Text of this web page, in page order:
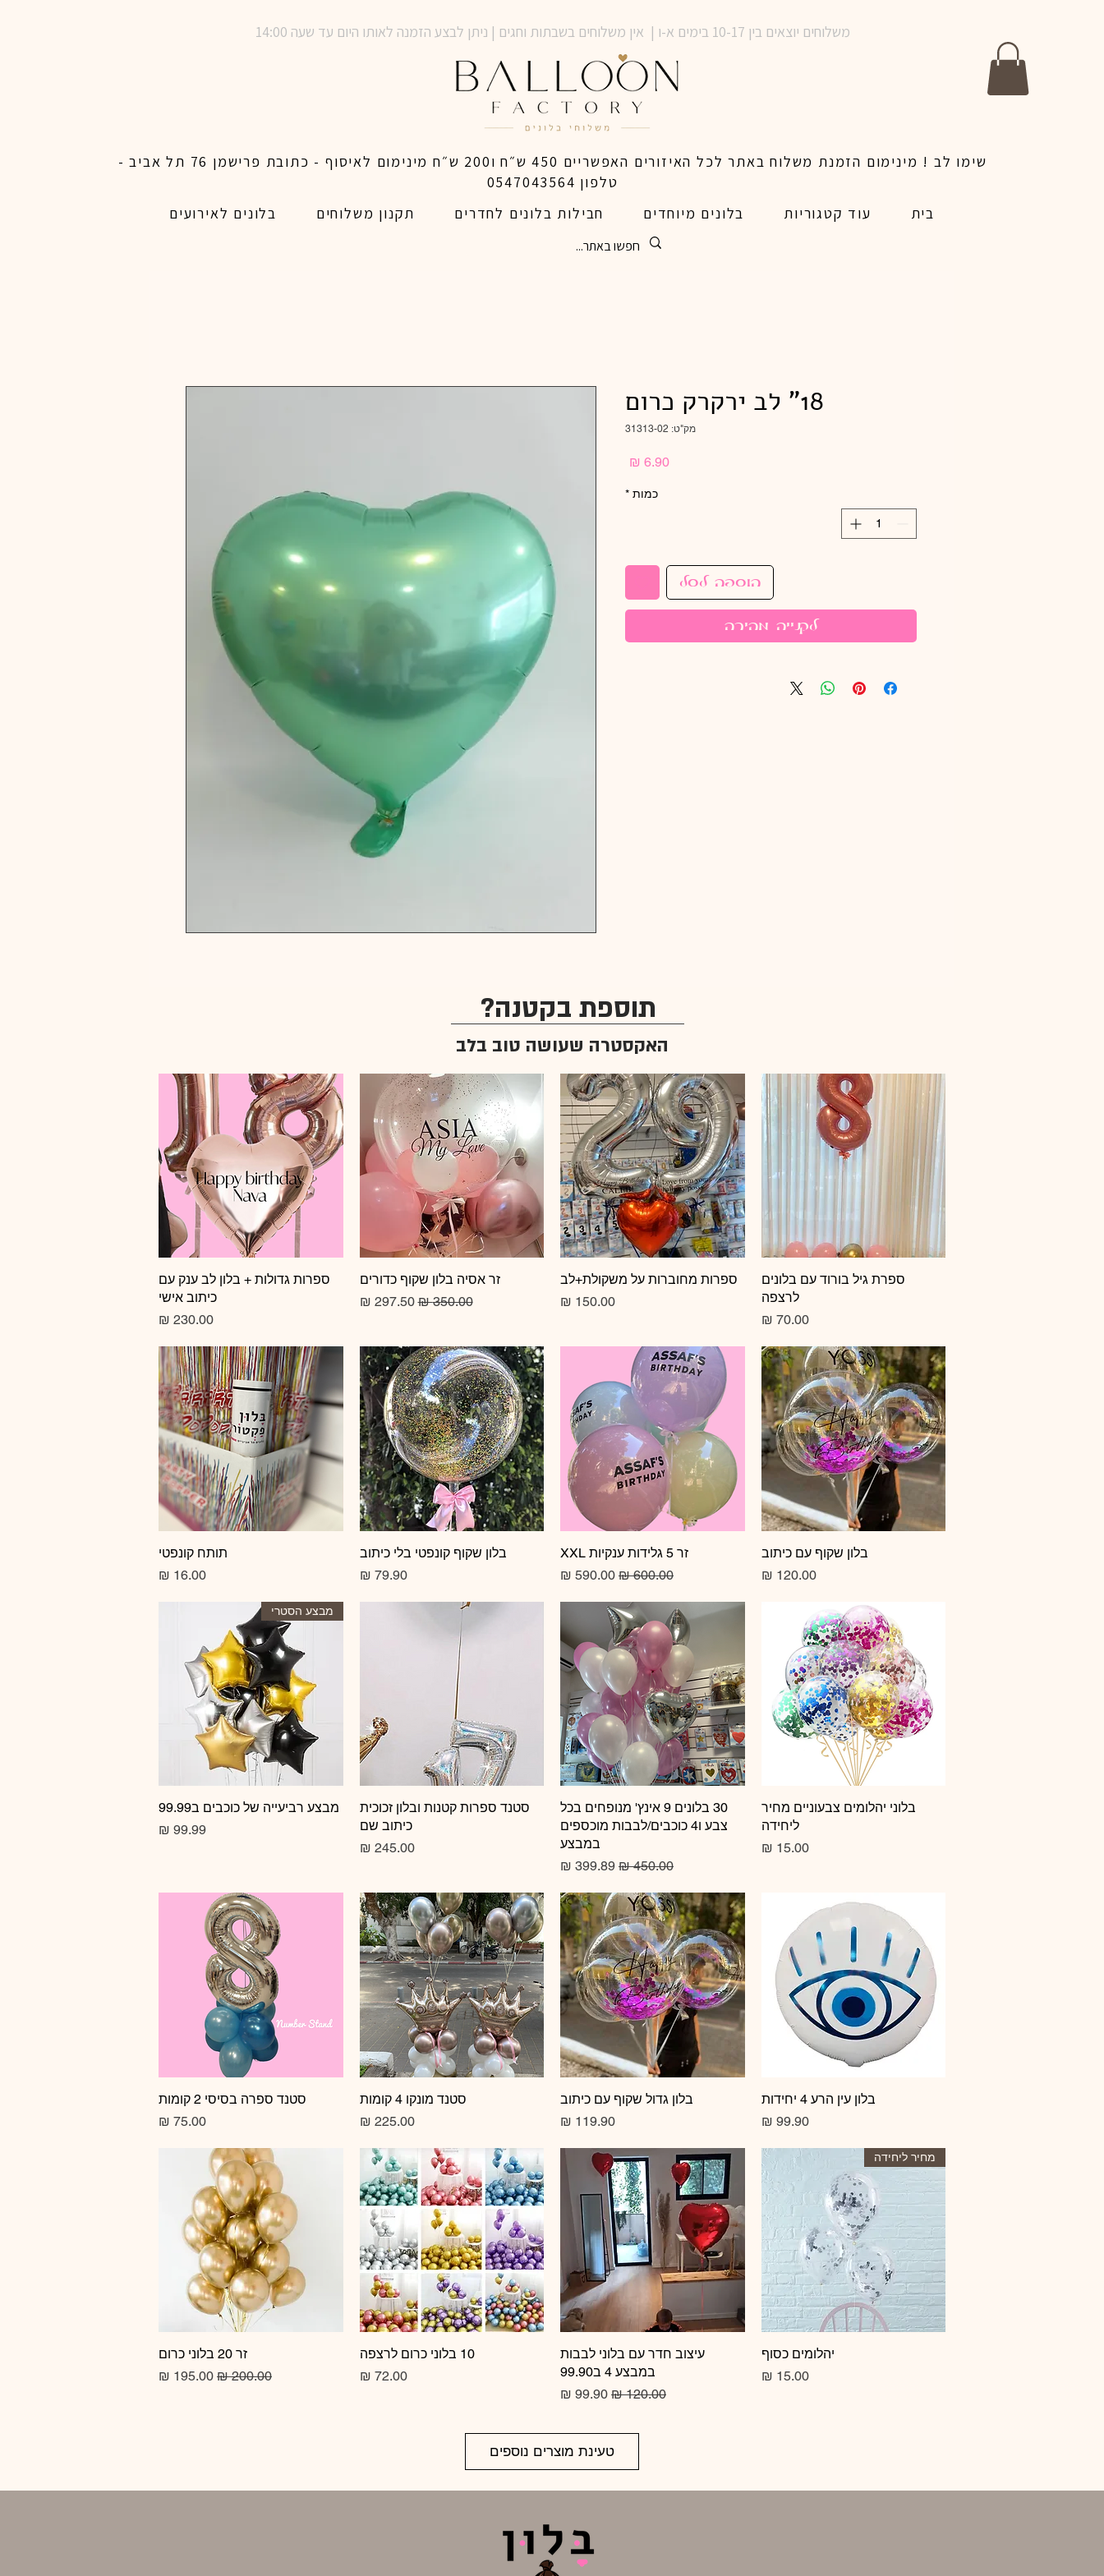
משלוחים יוצאים בין 10-17 בימים א-ו | אין משלוחים בשבתות וחגים | ניתן לבצע הזמנה לאותו היום עד שעה 14:00
שימו לב ! מינימום הזמנת משלוח באתר לכל האיזורים האפשריים 450 ש״ח ו200 ש״ח מינימום לאיסוף - כתובת פרישמן 76 תל אביב -
טלפון 0547043564
בית
עוד קטגוריות בלונים מיוחדים חבילות בלונים לחדרים תקנון משלוחים בלונים לאירועים
18" לב ירקרק כרום
מק"ט: 31313-02
כמות *
הוספה לסל
לקנייה מהירה
תוספת בקטנה?
האקסטרה שעושה טוב בלב
תצוגה מהירה
ספרת גיל בורוד עם בלונים
לרצפה
מחיר‏70.00 ‏₪
תצוגה מהירה
ספרות מחוברות על משקולת+לב
מחיר
תצוגה מהירה
זר אסיה בלון שקוף כדורים
מחיר רגיל‏350.00 ‏₪ מחיר מבצע‏297.50 ‏₪
תצוגה מהירה
ספרות גדולות + בלון לב ענק עם
כיתוב אישי
מחיר
תצוגה מהירה
בלון שקוף עם כיתוב
מחיר‏120.00 ‏₪
תצוגה מהירה
זר 5 גלידות ענקיות XXL
מחיר רגיל מחיר מבצע
תצוגה מהירה
בלון שקוף קונפטי בלי כיתוב
מחיר‏79.90 ‏₪
תצוגה מהירהתותח קונפטי
מחיר
תצוגה מהירה
בלוני יהלומים צבעוניים מחיר
ליחידה
מחיר‏15.00 ‏₪
תצוגה מהירה
30 בלונים 9 אינץ' מנופחים בכל
צבע ו4 כוכבים/לבבות מוכספים
במבצע
מחיר רגיל מחיר מבצע
תצוגה מהירה
סטנד ספרות קטנות ובלון זכוכית
כיתוב שם
מחיר‏245.00 ‏₪
תצוגה מהירה
מבצע הסטרי
מבצע רביעייה של כוכבים ב99.99
מחיר
תצוגה מהירה
בלון עין הרע 4 יחידות
מחיר‏99.90 ‏₪
תצוגה מהירה
בלון גדול שקוף עם כיתוב
מחיר
תצוגה מהירה
סטנד מונקו 4 קומות
מחיר‏225.00 ‏₪
תצוגה מהירה
סטנד ספרה בסיסי 2 קומות
מחיר
תצוגה מהירה
מחיר ליחידה
יהלומים כסוף
מחיר‏15.00 ‏₪
תצוגה מהירה
עיצוב חדר עם בלוני לבבות
במבצע 4 ב99.90
מחיר רגיל מחיר מבצע
תצוגה מהירה
10 בלוני כרום לרצפה
מחיר‏72.00 ‏₪
תצוגה מהירה
זר 20 בלוני כרום
מחיר רגיל מחיר מבצע
טעינת מוצרים נוספים